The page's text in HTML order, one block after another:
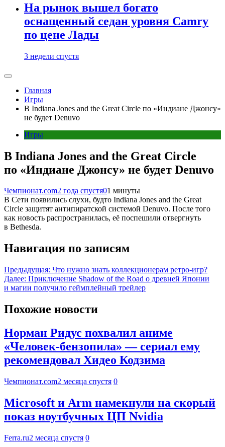
На рынок вышел богато
оснащенный седан уровня Camry
по цене Лады
3 недели спустя
Главная
Игры
В Indiana Jones and the Great Circle по «Индиане Джонсу»
не будет Denuvo
Игры
В Indiana Jones and the Great Circle
по «Индиане Джонсу» не будет Denuvo
Чемпионат.com2 года спустя01 минуты
В Сети появились слухи, будто Indiana Jones and the Great
Circle защитят антипиратской системой Denuvo. После того
как новость распространилась, её поспешили отвергнуть
в Bethesda.
Навигация по записям
Предыдущая: Что нужно знать коллекционерам ретро-игр?
Далее: Приключение Shadow of the Road о древней Японии
и магии получило геймплейный трейлер
Похожие новости
Норман Ридус похвалил аниме
«Человек-бензопила» — сериал ему
рекомендовал Хидео Кодзима
Чемпионат.com2 месяца спустя 0
Microsoft и Arm намекнули на скорый
показ ноутбучных ЦП Nvidia
Ferra.ru2 месяца спустя 0